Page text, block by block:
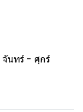
นทร์ - ศุกร์